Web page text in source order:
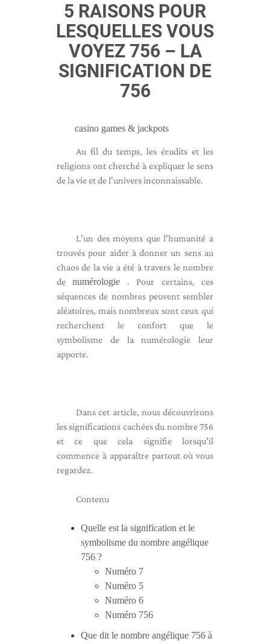
5 RAISONS POUR
LESQUELLES VOUS
VOYEZ 756 – LA
SIGNIFICATION DE
756
casino games & jackpots
Au fil du temps, les érudits et les
religions ont cherché à expliquer le sens
de la vie et de l'univers inconnaissable.
L'un des moyens que l'humanité a
trouvés pour aider à donner un sens au
chaos de la vie a été à travers le nombre
denumérologie . Pour certains, ces
séquences de nombres peuvent sembler
aléatoires, mais nombreux sont ceux qui
recherchent le confort que le
symbolisme de la numérologie leur
apporte.
Dans cet article, nous découvrirons
les significations cachées du nombre 756
et ce que cela signifie lorsqu'il
commence à apparaître partout où vous
regardez.
Contenu
Quelle est la signification et le
symbolisme du nombre angélique
756 ?
Numéro 7
Numéro 5
Numéro 6
Numéro 756
Que dit le nombre angélique 756 à